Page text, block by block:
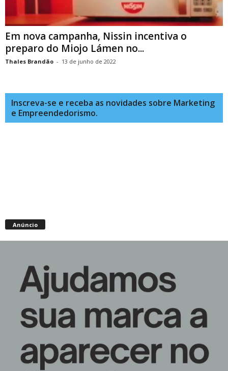
Em nova campanha, Nissin incentiva o
preparo do Miojo Lámen no...
Thales Brandão - 13 de junho de 2022
Inscreva-se e receba as novidades sobre Marketing
e Empreendedorismo.
Anúncio